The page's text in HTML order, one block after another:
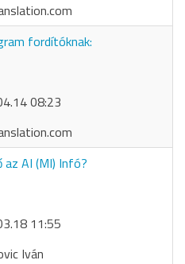
fordítóknak:
08:23
az AI (MI) Infó?
11:55
Iván